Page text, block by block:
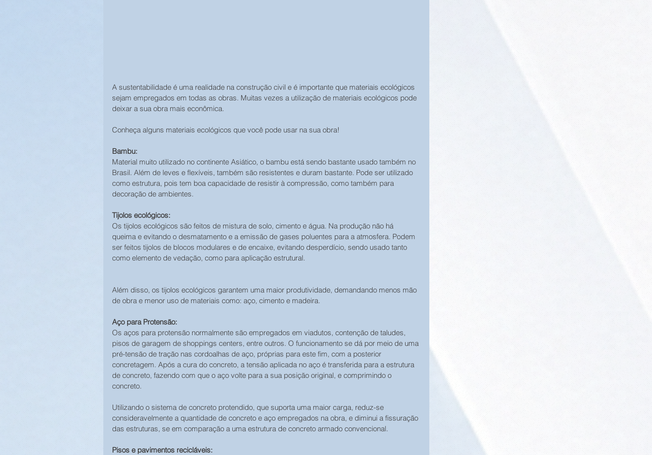
A sustentabilidade é uma realidade na construção civil e é importante que materiais ecológicos
sejam empregados em todas as obras. Muitas vezes a utilização de materiais ecológicos pode
deixar a sua obra mais econômica.
Conheça alguns materiais ecológicos que você pode usar na sua obra!
Bambu:
Material muito utilizado no continente Asiático, o bambu está sendo bastante usado também no
Brasil. Além de leves e flexíveis, também são resistentes e duram bastante. Pode ser utilizado
como estrutura, pois tem boa capacidade de resistir à compressão, como também para
decoração de ambientes.
Tijolos ecológicos:
Os tijolos ecológicos são feitos de mistura de solo, cimento e água. Na produção não há
queima e evitando o desmatamento e a emissão de gases poluentes para a atmosfera. Podem
ser feitos tijolos de blocos modulares e de encaixe, evitando desperdício, sendo usado tanto
como elemento de vedação, como para aplicação estrutural.
Além disso, os tijolos ecológicos garantem uma maior produtividade, demandando menos mão
de obra e menor uso de materiais como: aço, cimento e madeira.
Aço para Protensão:
Os aços para protensão normalmente são empregados em viadutos, contenção de taludes,
pisos de garagem de shoppings centers, entre outros. O funcionamento se dá por meio de uma
pré-tensão de tração nas cordoalhas de aço, próprias para este fim, com a posterior
concretagem. Após a cura do concreto, a tensão aplicada no aço é transferida para a estrutura
de concreto, fazendo com que o aço volte para a sua posição original, e comprimindo o
concreto.
Utilizando o sistema de concreto protendido, que suporta uma maior carga, reduz-se
consideravelmente a quantidade de concreto e aço empregados na obra, e diminui a fissuração
das estruturas, se em comparação a uma estrutura de concreto armado convencional.
Pisos e pavimentos recicláveis: